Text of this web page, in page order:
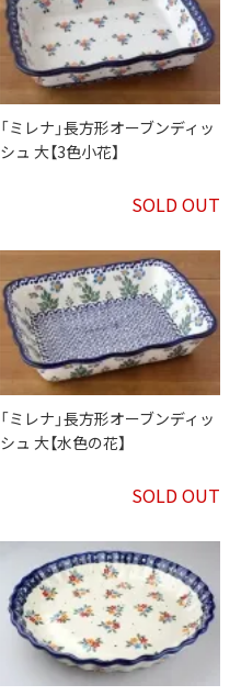
「ミレナ」長方形オーブンディッ
シュ 大【3色小花】
SOLD OUT
「ミレナ」長方形オーブンディッ
シュ 大【水色の花】
SOLD OUT